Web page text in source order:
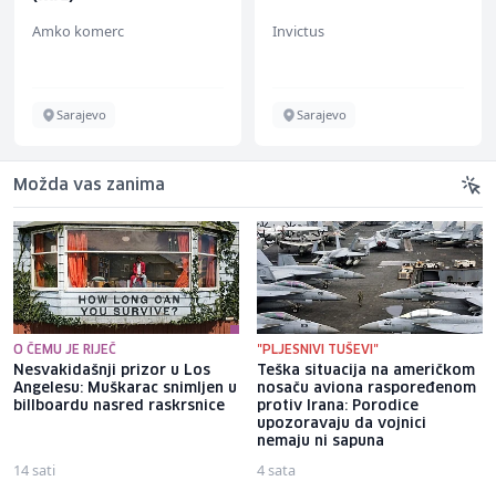
Amko komerc
Sarajevo
Invictus
Sarajevo
Možda vas zanima
O ČEMU JE RIJEČ
Nesvakidašnji prizor u Los
Angelesu: Muškarac snimljen u
billboardu nasred raskrsnice
14 sati
"PLJESNIVI TUŠEVI"
Teška situacija na američkom
nosaču aviona raspoređenom
protiv Irana: Porodice
upozoravaju da vojnici
nemaju ni sapuna
4 sata